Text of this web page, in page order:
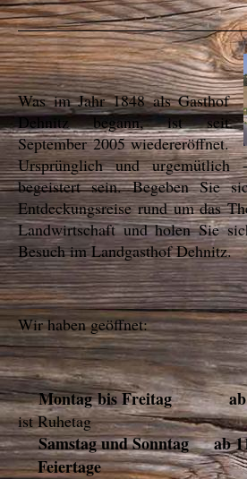
Was im Jahr 1848 als Gasthof
Dehnitz begann, ist seit
September 2005 wiedereröffnet.
Ursprünglich und
begeistert sein. Begeben Sie
Entdeckungsreise rund um das
Landwirtschaft und holen Sie
Besuch im Landgasthof Dehnitz.
Wir haben geöffnet:
Montag bis Freitag ab
ist Ruhetag
Samstag und Sonntag ab
Feiertage ab